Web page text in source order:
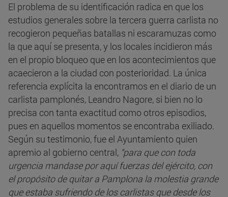
El problema de su identificación radica en que los
estudios generales sobre la tercera guerra carlista no
recogieron pequeñas batallas ni escaramuzas como
la que aquí se presenta, y los locales incidieron más
en el propio bloqueo que en los acontecimientos que
acaecieron a la ciudad con posterioridad. La única
referencia explícita la encontramos en el diario de un
carlista pamplonés, Leandro Nagore, si bien no lo
precisa con tanta exactitud como otros episodios,
pues en aquellos momentos se encontraba exiliado.
Según su testimonio, fue el Ayuntamiento quien
apremio al gobierno central, “para que con toda
urgencia mandase por aquí fuerzas del ejército, con
el propósito de quitar a Pamplona la molestia grande
que estaba sufriendo de los carlistas que desde los